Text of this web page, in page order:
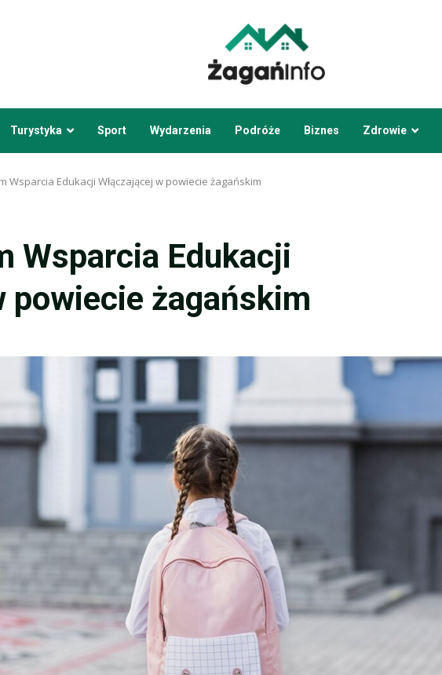
Turystyka Sport Wydarzenia Podróże Biznes Zdrowie
Wsparcia Edukacji Włączającej w powiecie żagańskim
Wsparcia Edukacji
powiecie żagańskim